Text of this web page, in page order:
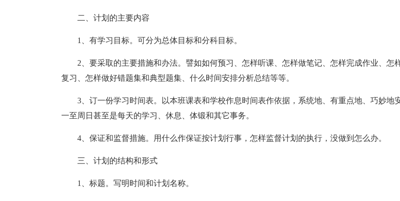
二、计划的主要内容
1、有学习目标。可分为总体目标和分科目标。
2、要采取的主要措施和办法。譬如如何预习、怎样听课、怎样做笔记、怎样完成作业、怎
复习、怎样做好错题集和典型题集、什么时间安排分析总结等等。
3、订一份学习时间表。以本班课表和学校作息时间表作依据，系统地、有重点地、巧妙地
一至周日甚至是每天的学习、休息、体锻和其它事务。
4、保证和监督措施。用什么作保证按计划行事，怎样监督计划的执行，没做到怎么办。
三、计划的结构和形式
1、标题。写明时间和计划名称。